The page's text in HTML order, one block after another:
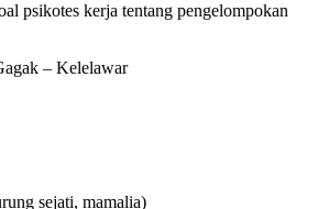
psikotes kerja tentang pengelompokan
– Kelelawar
sejati, mamalia)